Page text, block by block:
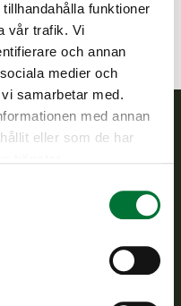
funktioner
vår trafik. Vi
och annan
medier och
samarbetar med.
med annan
eller som de har
vilthushållning, stöder
ser till att viltpolitiken